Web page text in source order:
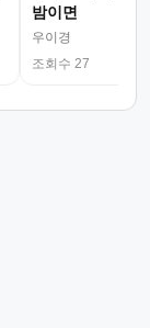
밤이면
우이경
조회수 27